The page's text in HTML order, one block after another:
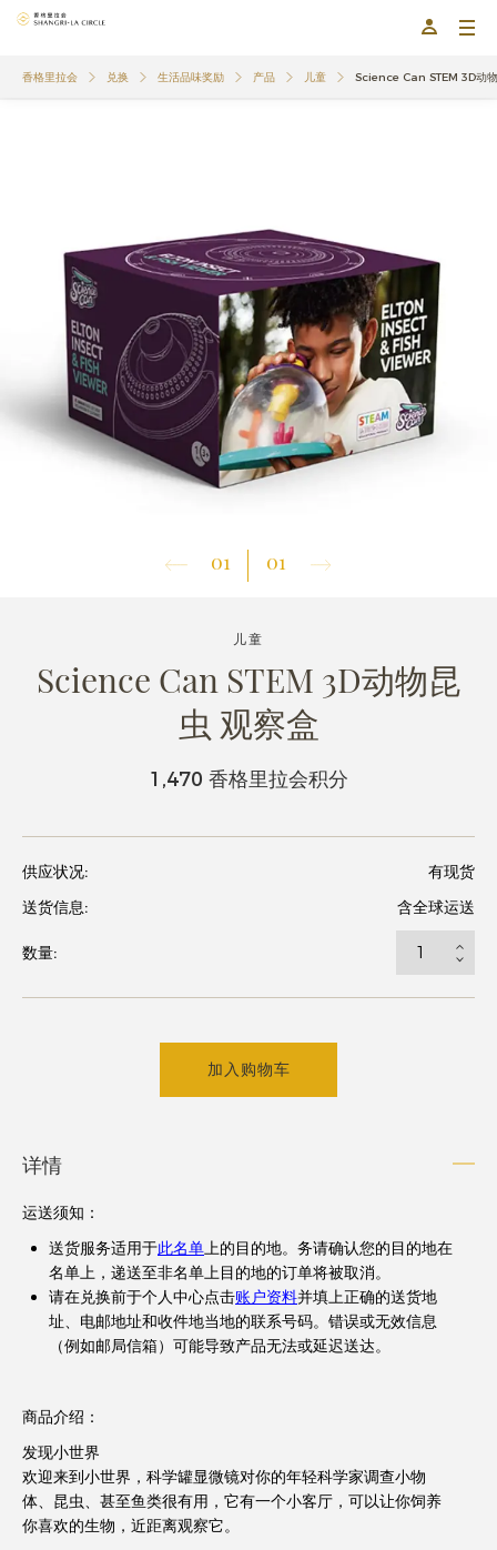
香格里拉会 兑换 生活品味奖励 产品 儿童 Science Can STEM 3D动
01 01
儿童
Science Can STEM 3D动物昆
虫 观察盒
1,470 香格里拉会积分
供应状况:
有现货
送货信息:
含全球运送
数量:
加入购物车
详情
运送须知 ：
送货服务适用于此名单上的目的地。务请确认您的目的地在
名单上，递送至非名单上目的地的订单将被取消。
请在兑换前于个人中心点击账户资料并填上正确的送货地
址、电邮地址和收件地当地的联系号码。错误或无效信息
（例如邮局信箱）可能导致产品无法或延迟送达。
商品介绍：
发现小世界
欢迎来到小世界，科学罐显微镜对你的年轻科学家调查小物
体、昆虫、甚至鱼类很有用，它有一个小客厅，可以让你饲养
你喜欢的生物，近距离观察它。